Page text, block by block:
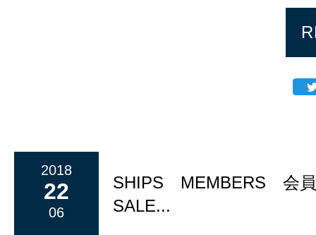
2018
22
06
SHIPS MEMBERS 会
SALE...